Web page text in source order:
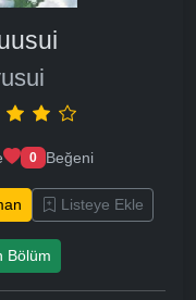
0 Beğeni
Listeye Ekle
Bölüm